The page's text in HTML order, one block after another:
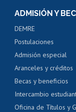
Servicio médico
Pago de arancel
Pago de
Certificado de
Mi Uchile
ADMISIÓN Y
DEMRE
Postulaciones
Admisión especial
Aranceles y créditos
Becas y beneficios
Intercambio
Oficina de Títulos y